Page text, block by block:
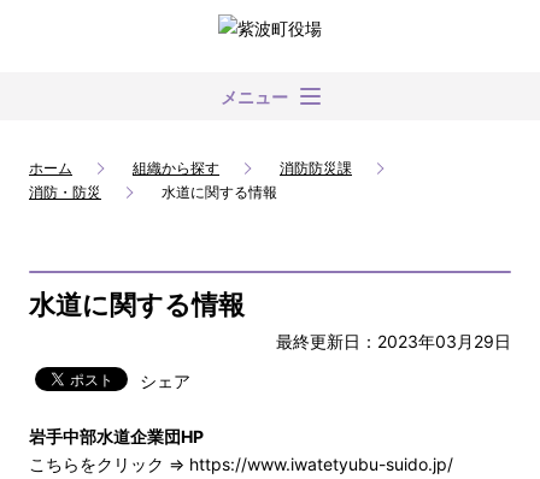
メニュー
ホーム 組織から探す
消防防災課
消防・防災
水道に関する情報
水道に関する情報
最終更新日：2023年03月29日
シェア
岩手中部水道企業団HP
こちらをクリック ⇒ https://www.iwatetyubu-suido.jp/